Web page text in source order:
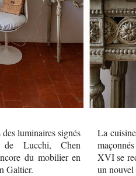
luminaires signés
de Lucchi, Chen
du mobilier en
Galtier.
La
XVI se
un nouvel